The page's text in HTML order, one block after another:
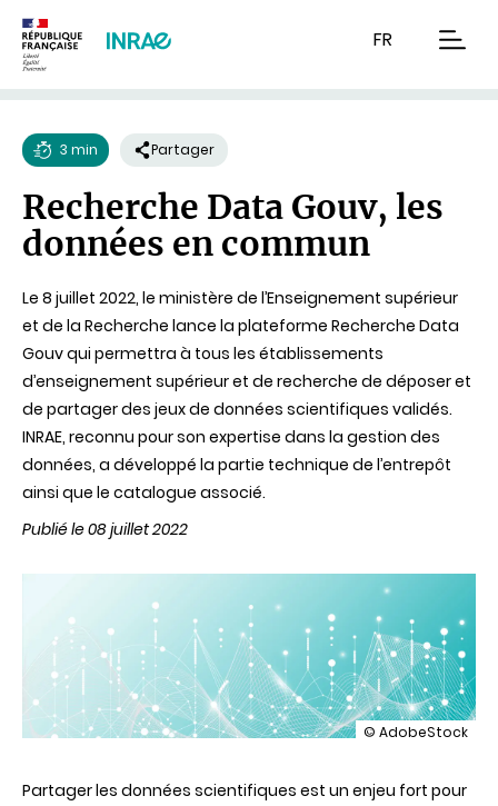
FR
de
lecture
3 min Partager
Recherche Data Gouv, les
données en commun
Le 8 juillet 2022, le ministère de l’Enseignement supérieur
et de la Recherche lance la plateforme Recherche Data
Gouv qui permettra à tous les établissements
d’enseignement supérieur et de recherche de déposer et
de partager des jeux de données scientifiques validés.
INRAE, reconnu pour son expertise dans la gestion des
données, a développé la partie technique de l’entrepôt
ainsi que le catalogue associé.
Publié le 08 juillet 2022
illustration
Gouv,
© AdobeStock
Partager les données scientifiques est un enjeu fort pour